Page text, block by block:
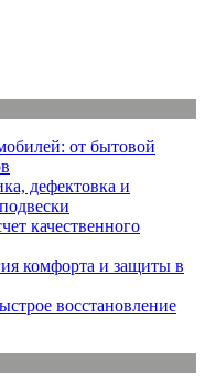
от бытовой
дефектовка и
качественного
комфорта и защиты в
восстановление